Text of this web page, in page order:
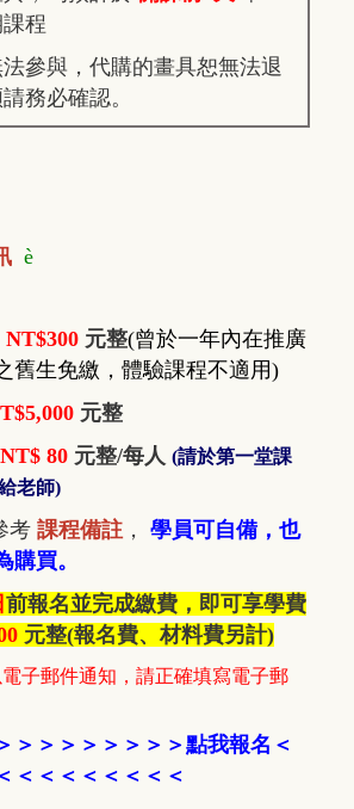
程
參與，代購的畫具恕無法退
務必確認。
è
NT$300 元整(曾於一年內在推廣
舊生免繳，體驗課程不適用)
元整
NT$ 80 元整/每人 (請於第一堂課
老師)
考 課程備註 ， 學員可自備，也
購買。
前報名並完成繳費，即可享學費
元整(報名費、材料費另計)
子郵件通知，請正確填寫電子郵
＞ ＞ ＞ ＞ ＞ ＞ ＞ ＞點我報名 ＜
＜ ＜＜＜ ＜ ＜ ＜ ＜